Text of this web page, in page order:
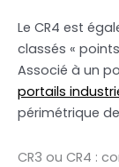
Le CR4 est
classés «
Associé à un
portails
périmétrique
CR3 ou CR4 :